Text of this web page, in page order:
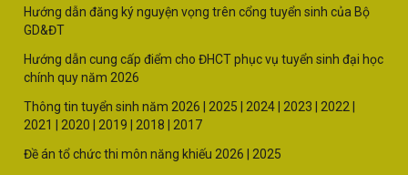
Hướng dẫn đăng ký nguyện vọng trên cổng tuyển sinh của Bộ
GD&ĐT
Hướng dẫn cung cấp điểm cho ĐHCT phục vụ tuyển sinh đại học
chính quy năm 2026
Thông tin tuyển sinh năm 2026 | 2025 2024 2023 2022
2021
2020 2019 2018
2017
Đề án tổ chức thi môn năng khiếu 2026
2025